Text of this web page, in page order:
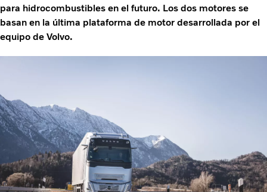
para hidrocombustibles en el futuro. Los dos motores se
basan en la última plataforma de motor desarrollada por el
equipo de Volvo.